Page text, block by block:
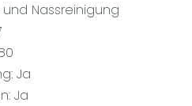
Nassreinigung
Ja
Ja